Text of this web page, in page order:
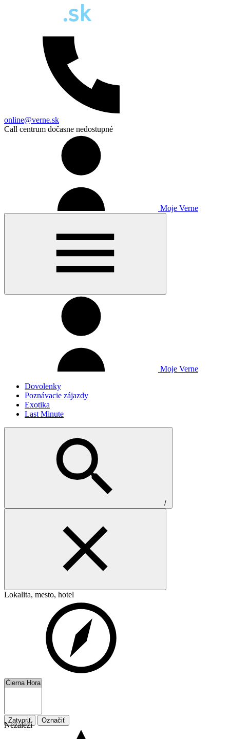
online@verne.sk
Call centrum dočasne nedostupné
Moje Verne
Moje Verne
Dovolenky
Poznávacie zájazdy
Exotika
Last Minute
/
Lokalita, mesto, hotel
Zatvoriť Označiť
Nezáleží